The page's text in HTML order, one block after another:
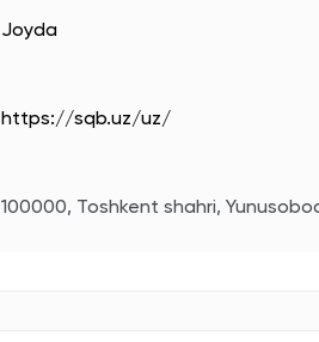
Joyda
https://sqb.uz/uz/
100000, Toshkent shahri,